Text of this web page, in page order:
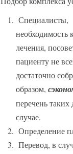
Специалисты,
необходимость
лечения,
пациенту не
достаточно
образом,
перечень
случае.
Определение
Перевод, в